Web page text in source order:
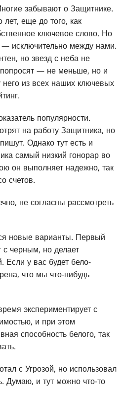
забывают о Защитнике.
еще до того, как
ключевое слово. Но
— исключительно между нами.
но звезд с неба не
попросят — не меньше, но и
из всех наших ключевых
популярности.
на работу Защитника, но
Однако тут есть и
самый низкий гонорар во
он выполняет надежно, так
счетов.
не согласны рассмотреть
новые варианты. Первый
с черным, но делает
Если у вас будет бело-
что мы что-нибудь
экспериментирует с
и при этом
способность белого, так
с Угрозой, но использовал
Думаю, и тут можно что-то